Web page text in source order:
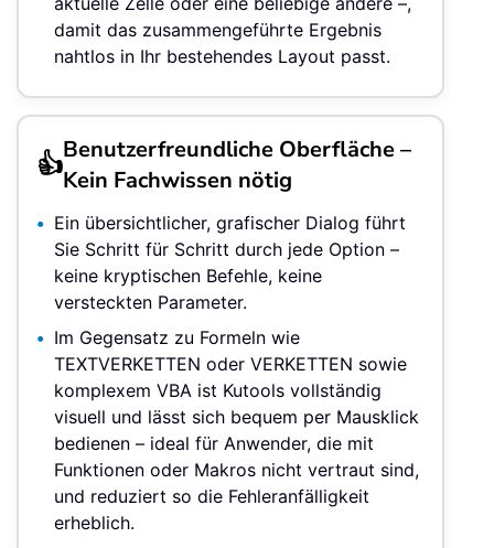
damit das zusammengeführte Ergebnis
nahtlos in Ihr bestehendes Layout passt.
👍Benutzerfreundliche Oberfläche –
Kein Fachwissen nötig
Ein übersichtlicher, grafischer Dialog führt
Sie Schritt für Schritt durch jede Option –
keine kryptischen Befehle, keine
versteckten Parameter.
Im Gegensatz zu Formeln wie
TEXTVERKETTEN oder VERKETTEN sowie
komplexem VBA ist Kutools vollständig
visuell und lässt sich bequem per Mausklick
bedienen – ideal für Anwender, die mit
Funktionen oder Makros nicht vertraut sind,
und reduziert so die Fehleranfälligkeit
erheblich.